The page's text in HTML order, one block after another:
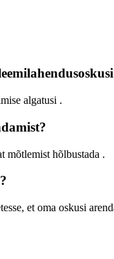
algatusi .
mõtlemist hõlbustada .
et oma oskusi